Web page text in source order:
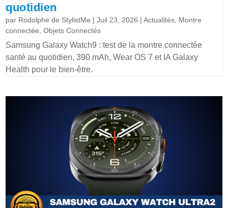
quotidien
par Rodolphe de StylistMe |Juil 23, 2026 |Actualités Montre
connectée ,Objets Connectés
Samsung Galaxy Watch9 : test de la montre connectée
santé au quotidien, 390 mAh, Wear OS 7 et IA Galaxy
Health pour le bien-être.